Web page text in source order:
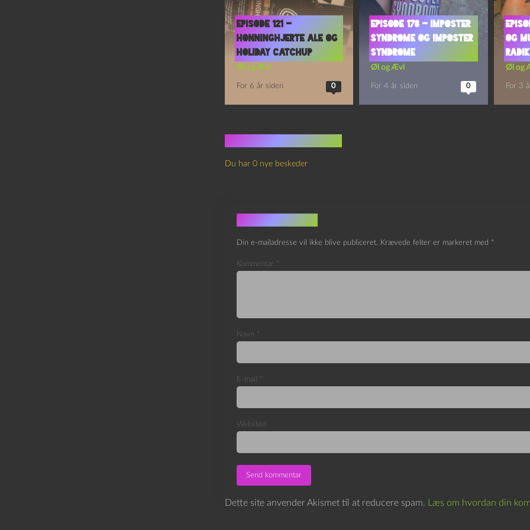
Episode 121 –
Honninghjerte Ale og
Holiday Catchup
Øl og Ævl
For 6 år siden 0
Episode 178 – Imposter
Syndrome og Imposter
Syndrome
Øl og Ævl
For 4 år siden 0
og
Øl og
For 3
Du har 0 nye beskeder
Skriv et svar
Din e-mailadresse vil ikke blive publiceret. Krævede felter er markeret med *
Kommentar *
Navn *
E-mail *
Websted
Dette site anvender Akismet til at reducere spam. Læs om hvordan din